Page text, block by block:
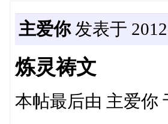
主爱你发表于
炼灵祷文
本帖最后由 主爱你